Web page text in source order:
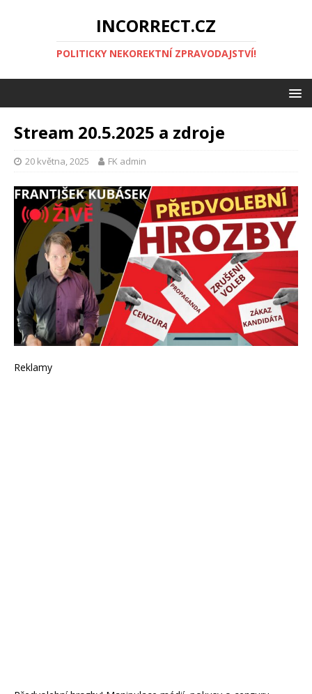
INCORRECT.CZ
POLITICKY NEKOREKTNÍ ZPRAVODAJSTVÍ!
Stream 20.5.2025 a zdroje
20 května, 2025 FK admin
Reklamy